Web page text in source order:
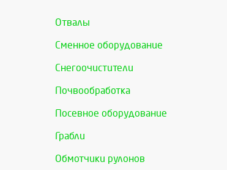
Отвалы
Сменное оборудование
Снегоочистители
Почвообработка
Посевное оборудование
Грабли
Обмотчики рулонов